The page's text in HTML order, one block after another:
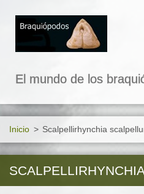
El mundo de los
Inicio > Scalpellirhynchia